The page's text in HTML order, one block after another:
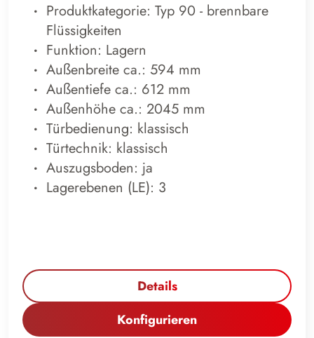
Produktkategorie: Typ 90 - brennbare
Flüssigkeiten
Funktion: Lagern
Außenbreite ca.: 594 mm
Außentiefe ca.: 612 mm
Außenhöhe ca.: 2045 mm
Türbedienung: klassisch
Türtechnik: klassisch
Auszugsboden: ja
Lagerebenen (LE): 3
Details
Konfigurieren